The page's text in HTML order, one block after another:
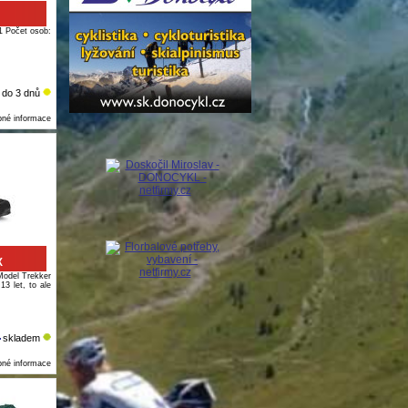
Počet osob:
do 3 dnů
informace
Trekker
let, to ale
skladem
informace